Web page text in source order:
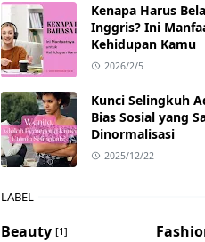
Kenapa Harus
Inggris? Ini
Kehidupan Kamu
2026/2/5
Kunci Selingkuh
Bias Sosial yang
Dinormalisasi
2025/12/22
LABEL
Beauty [1]